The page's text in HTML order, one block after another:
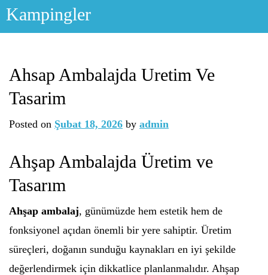
Skip
Kampingler
Ahsap Ambalajda Uretim Ve
Tasarim
Posted on Şubat 18, 2026 by admin
Ahşap Ambalajda Üretim ve
Tasarım
Ahşap ambalaj, günümüzde hem estetik hem de
fonksiyonel açıdan önemli bir yere sahiptir. Üretim
süreçleri, doğanın sunduğu kaynakları en iyi şekilde
değerlendirmek için dikkatlice planlanmalıdır. Ahşap